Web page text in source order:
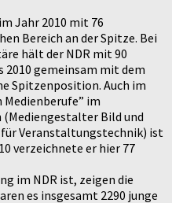
Jahr 2010 mit 76
Bereich an der Spitze. Bei
hält der NDR mit 90
2010 gemeinsam mit dem
Spitzenposition. Auch im
Medienberufe” im
Bild und
Veranstaltungstechnik) ist
verzeichnete er hier 77
im NDR ist, zeigen die
es insgesamt 2290 junge